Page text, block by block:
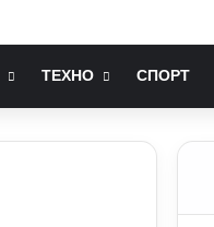
ТЕХНО СПОРТ